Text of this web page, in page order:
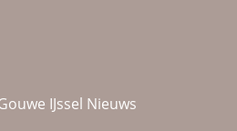
IJssel Nieuws